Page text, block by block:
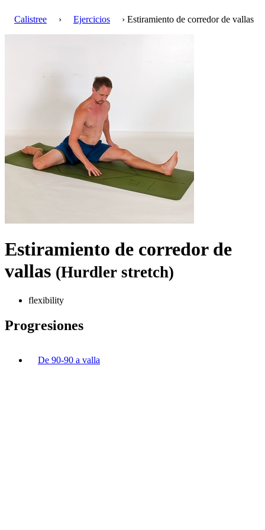
Calistree › Ejercicios › Estiramiento de corredor de vallas
Estiramiento de corredor de
vallas (Hurdler stretch)
flexibility
Progresiones
De 90-90 a valla